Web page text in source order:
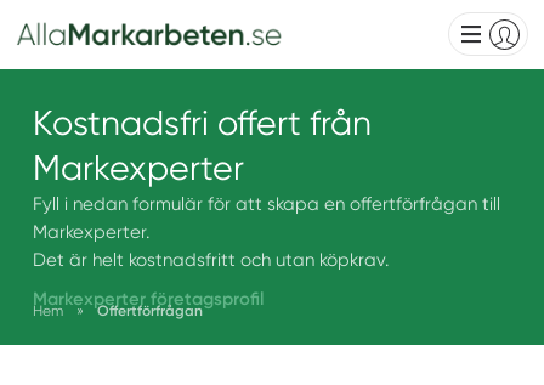
Kostnadsfri offert från
Markexperter
Fyll i nedan formulär för att skapa en offertförfrågan till
Markexperter.
Det är helt kostnadsfritt och utan köpkrav.
Markexperter företagsprofil
Hem » Offertförfrågan